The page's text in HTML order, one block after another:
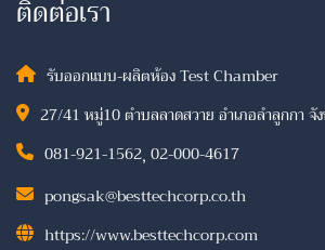
ติดต่อเรา
รับออกแบบ-ผลิตห้อง Test Chamber
27/41 หมู่10 ตำบลลาดสวาย อำเภอลำลูกกา
081-921-1562, 02-000-4617
pongsak@besttechcorp.co.th
https://www.besttechcorp.com